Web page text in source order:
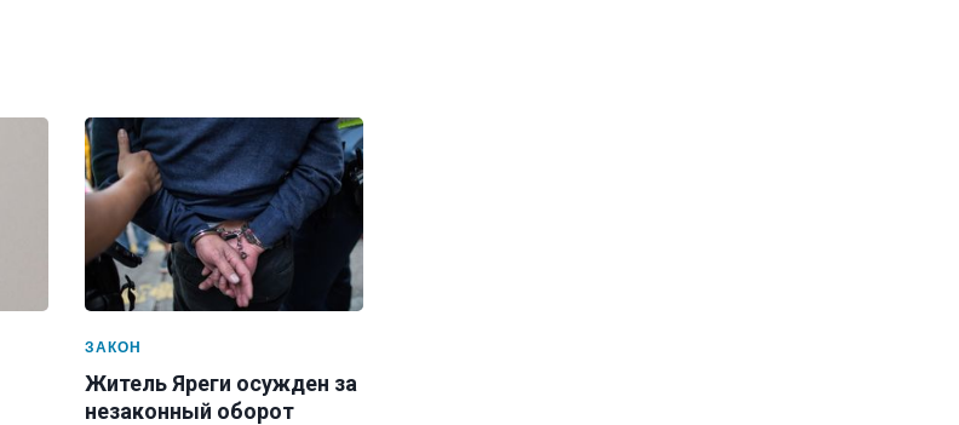
ЗАКОН
Житель Яреги осужден за
незаконный оборот